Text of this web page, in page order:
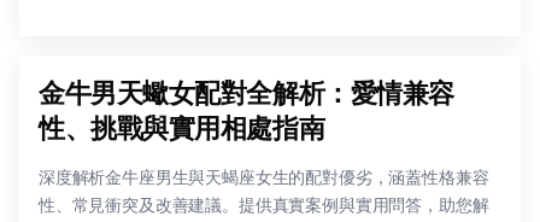
金牛男天蠍女配對全解析：愛情兼容
性、挑戰與實用相處指南
深度解析金牛座男生與天蝎座女生的配對優劣，涵蓋性格兼容
性、常見衝突及改善建議。提供真實案例與實用問答，助您解